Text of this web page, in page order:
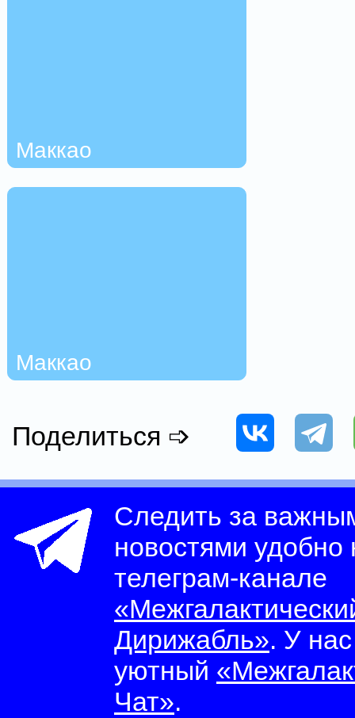
Маккао
Маккао
Поделиться ➩
Следить за
новостями
телеграм-канале
Дирижабль». У
уютный
Чат».